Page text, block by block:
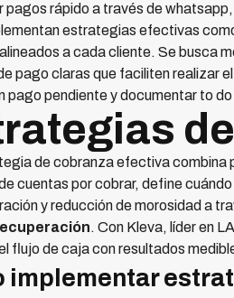
pagos rápido a través de
estrategias efectivas
a cada cliente. Se busca
pago claras que faciliten realizar
pago pendiente y documentar to
de cobranza efectiva combina
cuentas por cobrar, define
y reducción de morosidad a
. Con Kleva, líder en
flujo de caja con resultados
implementar